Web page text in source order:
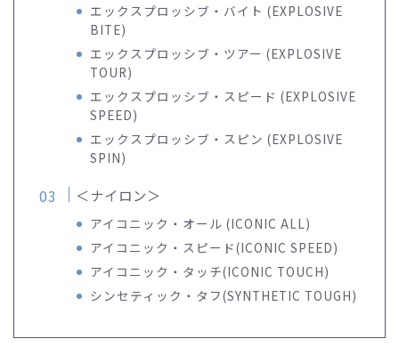
エックスプロッシブ・バイト (EXPLOSIVE
BITE)
エックスプロッシブ・ツアー (EXPLOSIVE
TOUR)
エックスプロッシブ・スピード (EXPLOSIVE
SPEED)
エックスプロッシブ・スピン (EXPLOSIVE
SPIN)
＜ナイロン＞
アイコニック・オール (ICONIC ALL)
アイコニック・スピード(ICONIC SPEED)
アイコニック・タッチ(ICONIC TOUCH)
シンセティック・タフ(SYNTHETIC TOUGH)